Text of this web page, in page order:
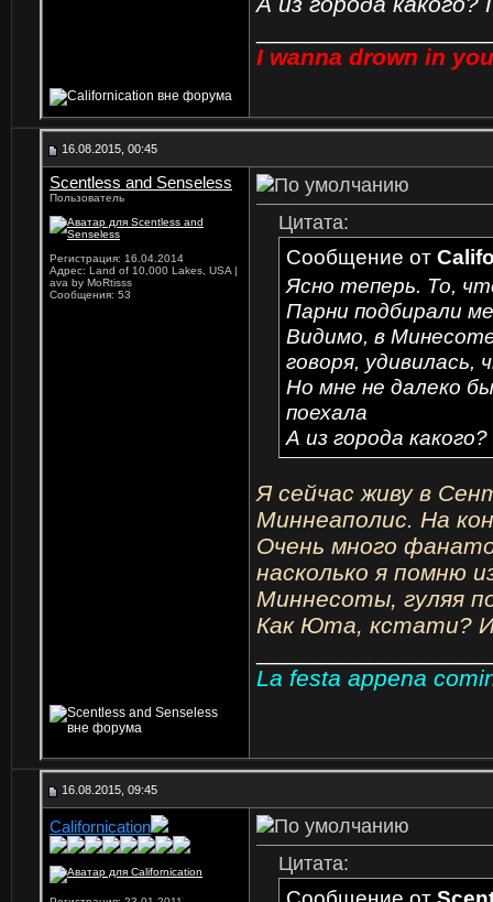
I wanna drown in
16.08.2015, 00:45
Scentless and Senseless
Пользователь
Регистрация: 16.04.2014
Адрес: Land of 10,000 Lakes, USA |
ava by MoRtisss
Сообщения: 53
Цитата:
Сообщение от
Ясно теперь. То,
Парни подбирали
Видимо, в
говоря, удивилась,
Но мне не далеко
поехала
А из города
Я сейчас живу в
Миннеаполис. На
Очень много
насколько я помню
Миннесоты, гуляя
Как Юта, кстати?
La festa appena
16.08.2015, 09:45
Californication
Цитата: